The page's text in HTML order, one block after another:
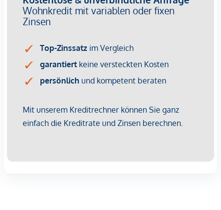
Einkaufszentrum <1.000m
Geldautomat <500m
Bank <500m
Polizei <250m
Verkehr
Bus <250m
Bahnhof <250m